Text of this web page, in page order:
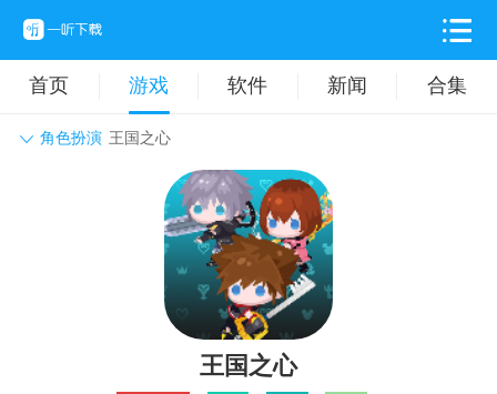
首页 游戏 软件 新闻 合集
角色扮演 王国之心
动作格斗 休闲益智
卡牌对战 音乐舞蹈
挂机养成
王国之心